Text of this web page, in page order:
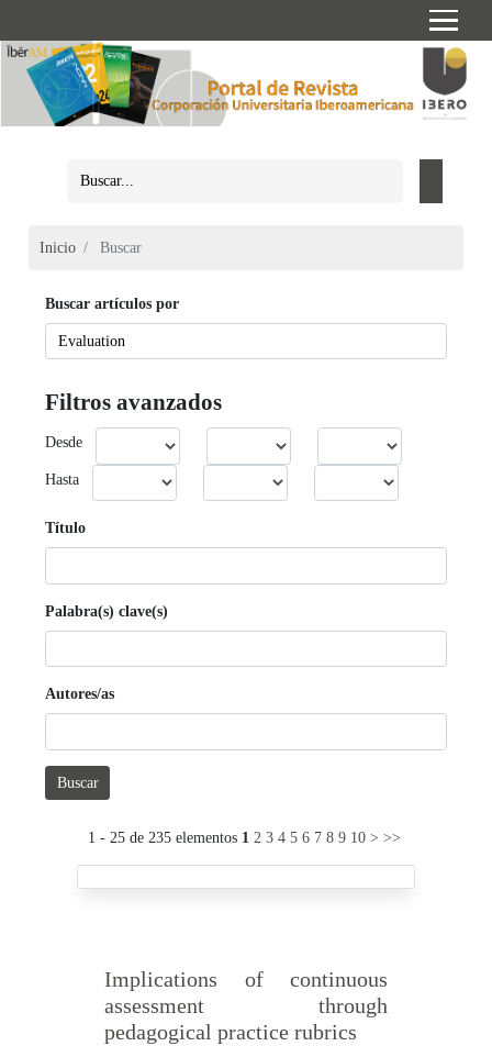
Inicio Buscar
Buscar artículos por
Filtros avanzados
Desde
Hasta
Título
Palabra(s) clave(s)
Autores/as
Buscar
1 - 25 de 235 elementos 1 2 3 4 5 6 7 8 9 10 > >>
Implications of continuous
assessment through
pedagogical practice rubrics